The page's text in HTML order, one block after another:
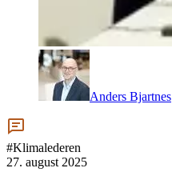
Anders Bjartnes
#Klimalederen
27. august 2025